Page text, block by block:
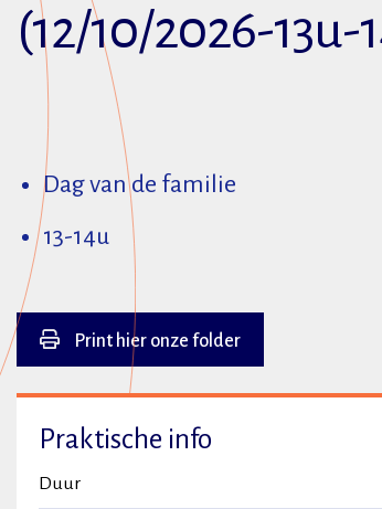
(12/10/2026-13u-
Dag van de familie
13-14u
Print hier onze folder
Praktische info
Duur